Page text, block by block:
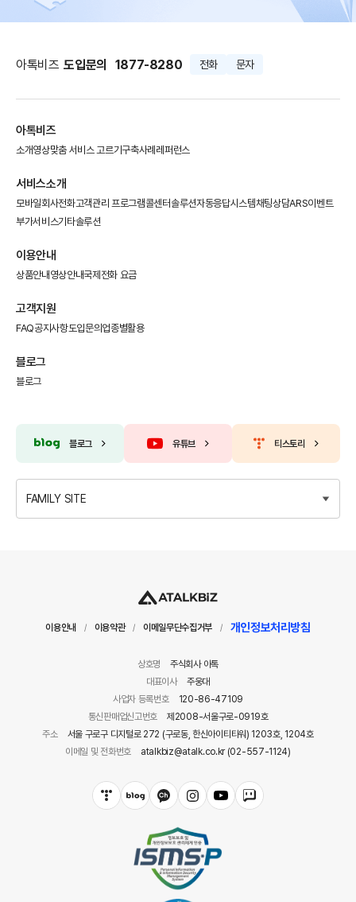
아톡비즈 도입문의 1877-8280 전화 문자
아톡비즈
소개영상맞춤 서비스 고르기구축사례 레퍼런스
서비스소개
모바일회사전화고객관리 프로그램콜센터솔루션자동응답시스템채팅상담ARS이벤트
부가서비스기타솔루션
이용안내
상품안내 영상안내국제전화 요금
고객지원
FAQ공지사항도입문의 업종별활용
블로그
블로그
블로그 유튜브 티스토리
FAMILY SITE
이용안내 / 이용약관 / 이메일무단수집거부 / 개인정보처리방침
상호명
주식회사 아톡
대표이사
주웅대
사업자 등록번호
120-86-47109
통신판매업신고번호
제2008-서울구로-0919호
주소
서울 구로구 디지털로 272 (구로동, 한신아이티타워) 1203호, 1204호
이메일 및 전화번호
atalkbiz@atalk.co.kr (02-557-1124)